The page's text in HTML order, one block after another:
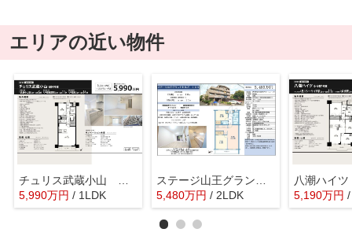
エリアの近い物件
チュリス武蔵小山 仲介手数料無料＋15万円現金プレゼント中
5,990万円 / 1LDK
ステージ山王グランドヒルズ 仲介手数料無料＋15万円現金プレゼント中
5,480万円 / 2LDK 5,190万円